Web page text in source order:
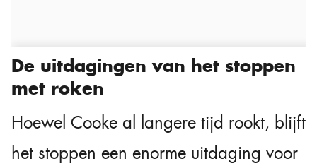
De uitdagingen van het stoppen
met roken
Hoewel Cooke al langere tijd rookt, blijft
het stoppen een enorme uitdaging voor